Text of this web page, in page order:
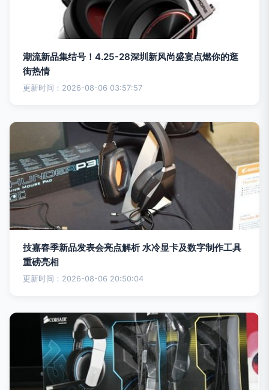
潮流新品集结号！4.25-28深圳新风尚盛宴点燃你的逛
街热情
更新时间：2026-08-06 03:57:57
技嘉春季新品发表会亮点解析 水冷显卡及数字制作工具
重磅亮相
更新时间：2026-08-06 20:50:04